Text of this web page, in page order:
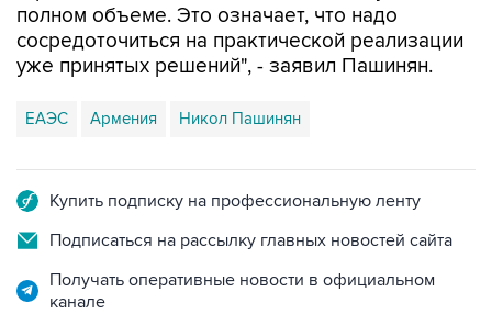
полном объеме. Это означает, что надо
сосредоточиться на практической реализации
уже принятых решений", - заявил Пашинян.
ЕАЭС Армения Никол Пашинян
Купить подписку на профессиональную ленту
Подписаться на рассылку главных новостей сайта
Получать оперативные новости в официальном
канале